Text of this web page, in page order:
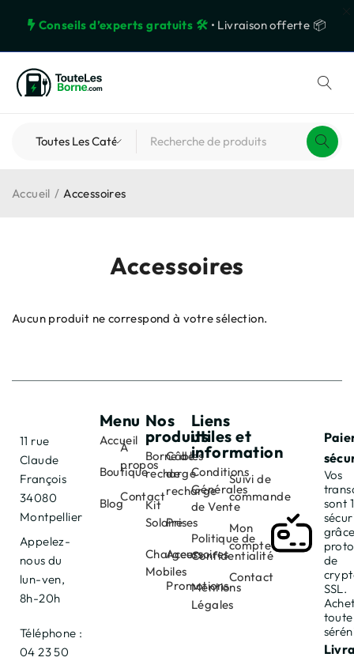
Conseils d’experts gratuits 🛠️ • Livraison offerte 📦
Accessoires
Accueil / Accessoires
Aucun produit ne correspond à votre sélection.
11 rue
Claude
François
34080
Montpellier
Appelez-
nous du
lun-ven,
8h-20h
Téléphone :
04 23 50
Menu
Accueil
Boutique
Blog
À
propos
Contact
Nos
produits
Borne de
recharge
Kit
Solaire
Chargeurs
Mobiles
Câbles
de
recharge
Prises
Accessoires
Promotions
Liens
utiles et
information
Conditions
Générales
de Vente
Politique de
Confidentialité
Mentions
Légales
Suivi de
commande
Mon
compte
Contact
Vos
sont
de
SSL.
toute